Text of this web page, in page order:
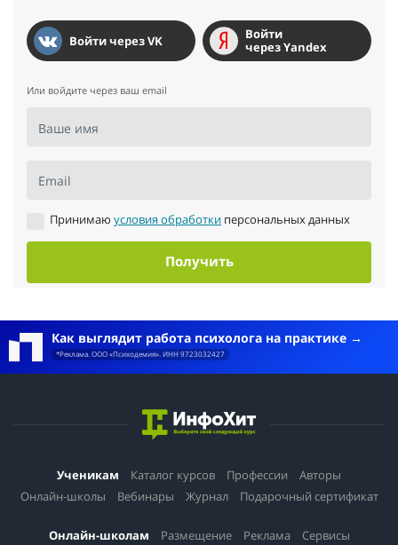
Войти через VK
Войти
через Yandex
Или войдите через ваш email
Ваше имя
Email
Принимаю условия обработки персональных данных
Получить
Как выглядит работа психолога на практике
*Реклама. ООО «Психодемия». ИНН 9723032427
Ученикам Каталог курсов Профессии
Авторы
Онлайн-школы
Вебинары Журнал Подарочный сертификат
Онлайн-школам Размещение Реклама Сервисы